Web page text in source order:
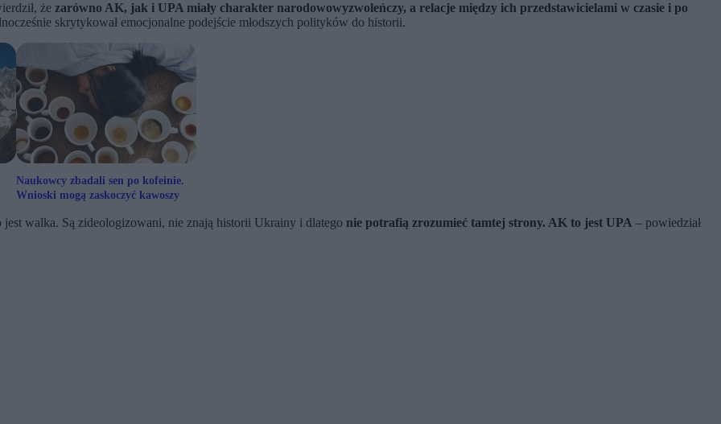
że zarówno AK, jak i UPA miały charakter narodowowyzwoleńczy, a relacje między ich przedstawicielami w czasie i po
skrytykował emocjonalne podejście młodszych polityków do historii.
Naukowcy zbadali sen po kofeinie.
Wnioski mogą zaskoczyć kawoszy
walka. Są zideologizowani, nie znają historii Ukrainy i dlatego nie potrafią zrozumieć tamtej strony. AK to jest UPA – powiedział